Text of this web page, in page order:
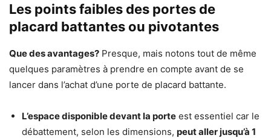
Les points faibles des portes de
placard battantes ou pivotantes
Que des avantages? Presque, mais notons tout de même
quelques paramètres à prendre en compte avant de se
lancer dans l’achat d’une porte de placard battante.
L’espace disponible devant la porte est essentiel car le
débattement, selon les dimensions, peut aller jusqu’à 1